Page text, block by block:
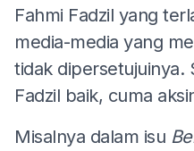
Fahmi Fadzil yang
media-media yang
tidak dipersetujuinya.
Fadzil baik, cuma
Misalnya dalam isu